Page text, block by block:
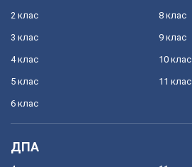
2 клас
3 клас
4 клас
5 клас
6 клас
8 клас
9 клас
10 клас
11 клас
ДПА